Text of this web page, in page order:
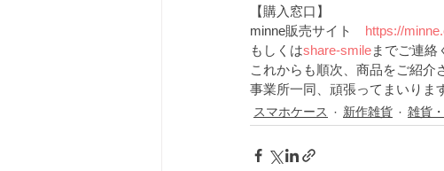
【購入窓口】
minne販売サイト https://
もしくはshare-smileまでご連絡
これからも順次、商品をご紹介
事業所一同、頑張ってまいりま
スマホケース 新作雑貨 雑貨